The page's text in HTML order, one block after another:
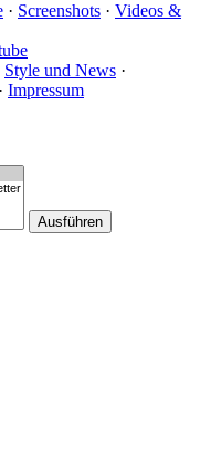
· Screenshots · Videos &
Style und News ·
· Impressum